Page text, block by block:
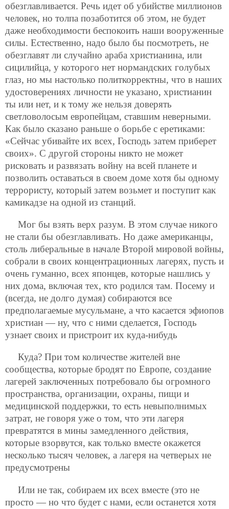
обезглавливается. Речь идет об убийстве миллионов
человек, но толпа позаботится об этом, не будет
даже необходимости беспокоить наши вооруженные
силы. Естественно, надо было бы посмотреть, не
обезглавят ли случайно араба христианина, или
сицилийца, у которого нет нормандских голубых
глаз, но мы настолько политкорректны, что в наших
удостоверениях личности не указано, христианин
ты или нет, и к тому же нельзя доверять
светловолосым европейцам, ставшим неверными.
Как было сказано раньше о борьбе с еретиками:
«Сейчас убивайте их всех, Господь затем приберет
своих». С другой стороны никто не может
рисковать и развязать войну на всей планете и
позволить оставаться в своем доме хотя бы одному
террористу, который затем возьмет и поступит как
камикадзе на одной из станций.
Мог бы взять верх разум. В этом случае никого
не стали бы обезглавливать. Но даже американцы,
столь либеральные в начале Второй мировой войны,
собрали в своих концентрационных лагерях, пусть и
очень гуманно, всех японцев, которые нашлись у
них дома, включая тех, кто родился там. Посему и
(всегда, не долго думая) собираются все
предполагаемые мусульмане, а что касается эфиопов
христиан — ну, что с ними сделается, Господь
узнает своих и пристроит их куда-нибудь
Куда? При том количестве жителей вне
сообщества, которые бродят по Европе, создание
лагерей заключенных потребовало бы огромного
пространства, организации, охраны, пищи и
медицинской поддержки, то есть невыполнимых
затрат, не говоря уже о том, что эти лагеря
превратятся в мины замедленного действия,
которые взорвутся, как только вместе окажется
несколько тысяч человек, а лагеря на четверых не
предусмотрены
Или не так, собираем их всех вместе (это не
просто — но что будет с нами, если останется хотя